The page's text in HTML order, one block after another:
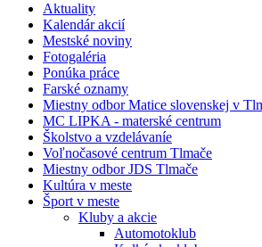
Aktuality
Kalendár akcií
Mestské noviny
Fotogaléria
Ponúka práce
Farské oznamy
Miestny odbor Matice slovenskej v
MC LIPKA - materské centrum
Školstvo a vzdelávaníe
Voľnočasové centrum Tlmače
Miestny odbor JDS Tlmače
Kultúra v meste
Šport v meste
Kluby a akcie
Automotoklub